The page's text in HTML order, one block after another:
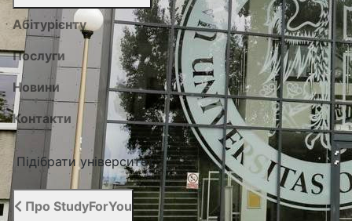
Абітурієнту
Послуги
Новини
Контакти
Підібрати університет
Про StudyForYou